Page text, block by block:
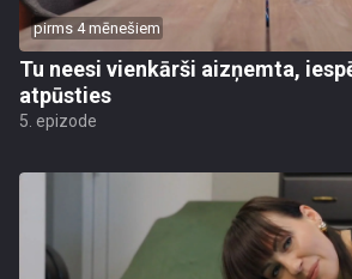
pirms 4 mēnešiem
Tu neesi vienkārši aizņemta,
atpūsties
5. epizode